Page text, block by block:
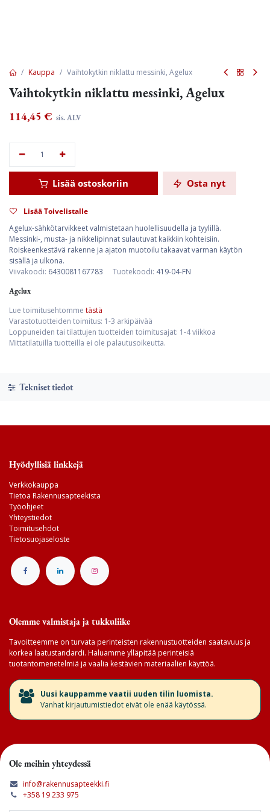
Kauppa Vaihtokytkin niklattu messinki, Agelux
Vaihtokytkin niklattu messinki, Agelux
114,45 € sis. ALV
Lisää ostoskoriin Osta nyt
Lisää Toivelistalle
Agelux-sähkötarvikkeet valmistetaan huolellisuudella ja tyylillä.
Messinki-, musta- ja nikkelipinnat sulautuvat kaikkiin kohteisiin.
Roiskeenkestävä rakenne ja ajaton muotoilu takaavat varman käytön
sisällä ja ulkona.
Viivakoodi: 6430081167783 Tuotekoodi: 419-04-FN
Agelux
Lue toimitusehtomme tästä
Varastotuotteiden toimitus: 1-3 arkipäivää
Loppuneiden tai tilattujen tuotteiden toimitusajat: 1-4 viikkoa
Mittatilatuilla tuotteilla ei ole palautusoikeutta.
Tekniset tiedot
Hyödyllisiä linkkejä
Verkkokauppa
Tietoa Rakennusapteekista
Työohjeet
Yhteystiedot
Toimitusehdot
Tietosuojaseloste
Olemme valmistaja ja tukkuliike
Tavoitteemme on turvata perinteisten rakennustuotteiden saatavuus ja
korkea laatustandardi. Haluamme ylläpitää perinteisiä
tuotantomenetelmiä ja vaalia kestävien materiaalien käyttöä.
​Uusi kauppamme vaatii uuden tilin luomista.
Vanhat kirjautumistiedot eivät ole enää käytössä.
Ole meihin yhteydessä
info@rakennusapteekki.fi
+358 19 233 975